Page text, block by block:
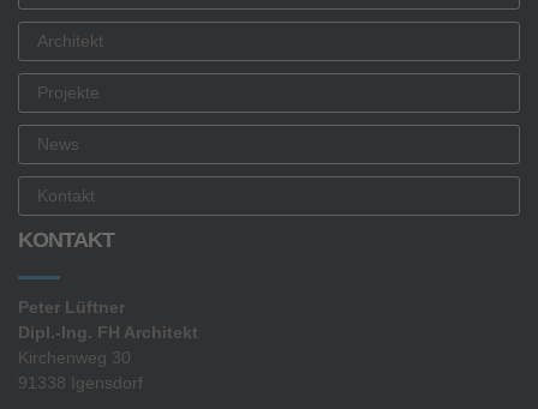
Architekt
Projekte
News
Kontakt
KONTAKT
Peter Lüftner
Dipl.-Ing. FH Architekt
Kirchenweg 30
91338 Igensdorf